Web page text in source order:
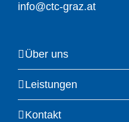
info@ctc-graz.at
Über uns
Leistungen
Kontakt